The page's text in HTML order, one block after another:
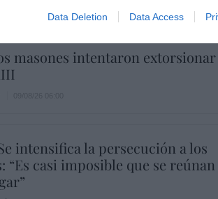
Data Deletion Data Access
masones intentaron
intensifica la persecución a los
“Es casi imposible que se